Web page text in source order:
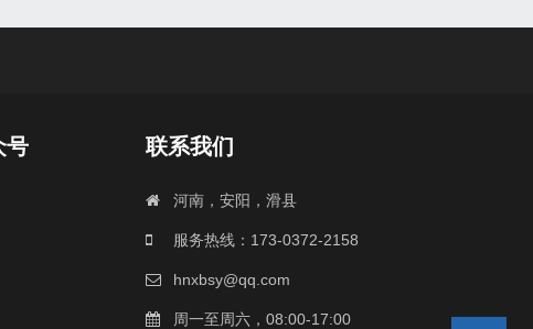
号 联系我们
河南，安阳，滑县
服务热线：173-0372-2158
hnxbsy@qq.com
周一至周六，08:00-17:00